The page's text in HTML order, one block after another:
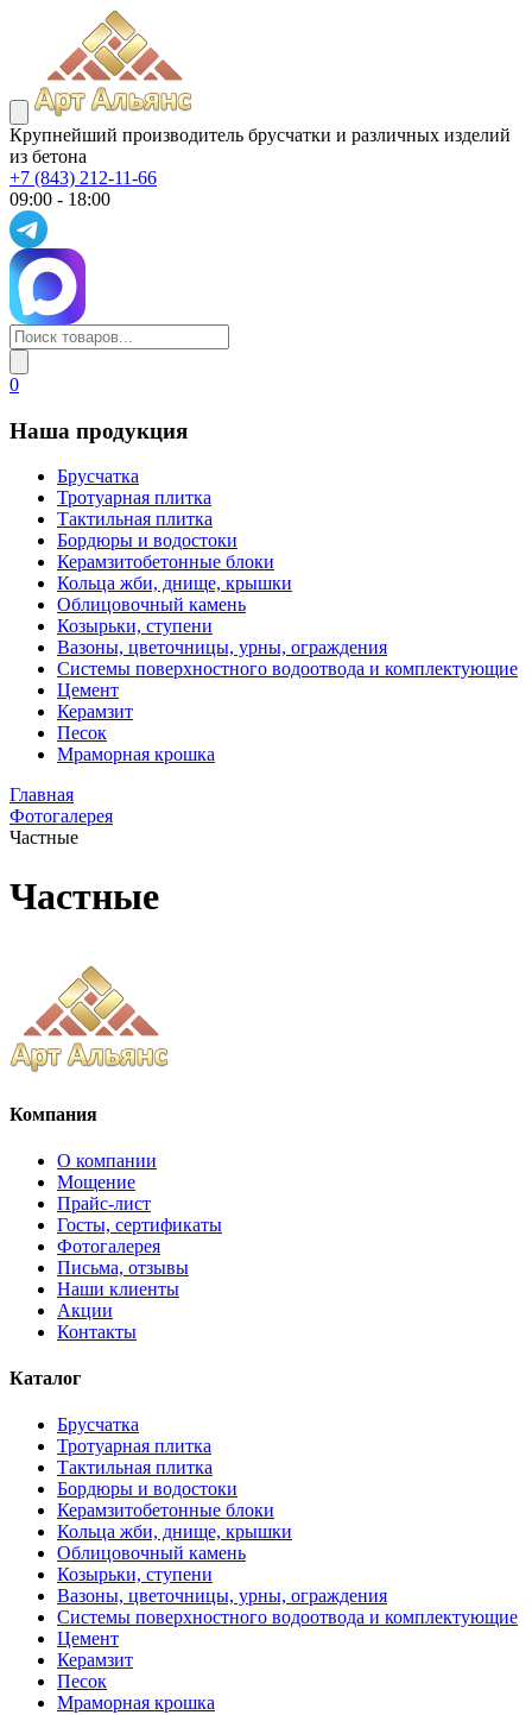
Крупнейший производитель брусчатки и различных изделий
из бетона
+7 (843) 212-11-66
09:00 - 18:00
0
Наша продукция
Брусчатка
Тротуарная плитка
Тактильная плитка
Бордюры и водостоки
Керамзитобетонные блоки
Кольца жби, днище, крышки
Облицовочный камень
Козырьки, ступени
Вазоны, цветочницы, урны, ограждения
Системы поверхностного водоотвода и комплектующие
Цемент
Керамзит
Песок
Мраморная крошка
Главная
Фотогалерея
Частные
Частные
Компания
О компании
Мощение
Прайс-лист
Госты, сертификаты
Фотогалерея
Письма, отзывы
Наши клиенты
Акции
Контакты
Каталог
Брусчатка
Тротуарная плитка
Тактильная плитка
Бордюры и водостоки
Керамзитобетонные блоки
Кольца жби, днище, крышки
Облицовочный камень
Козырьки, ступени
Вазоны, цветочницы, урны, ограждения
Системы поверхностного водоотвода и комплектующие
Цемент
Керамзит
Песок
Мраморная крошка